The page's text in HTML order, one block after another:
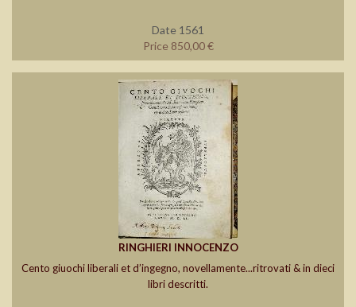
Date 1561
Price 850,00 €
RINGHIERI INNOCENZO
Cento giuochi liberali et d’ingegno, novellamente...ritrovati & in dieci
libri descritti.